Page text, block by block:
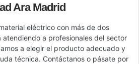
Ara Madrid
eléctrico con más de dos
a profesionales del sector
a elegir el producto adecuado y
técnica. Contáctanos o pásate por